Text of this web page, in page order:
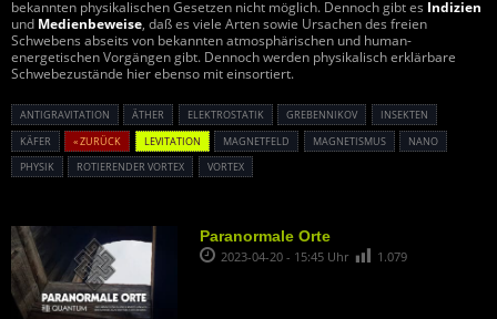
bekannten physikalischen Gesetzen nicht möglich. Dennoch gibt es Indizien
und Medienbeweise, daß es viele Arten sowie Ursachen des freien
Schwebens abseits von bekannten atmosphärischen und human-
energetischen Vorgängen gibt. Dennoch werden physikalisch erklärbare
Schwebezustände hier ebenso mit einsortiert.
ANTIGRAVITATION ÄTHER ELEKTROSTATIK GREBENNIKOV
INSEKTEN
KÄFER
« ZURÜCK LEVITATION MAGNETFELD MAGNETISMUS
NANO
PHYSIK
ROTIERENDER VORTEX VORTEX
Paranormale Orte
2023-04-20 - 15:45 Uhr 1.079